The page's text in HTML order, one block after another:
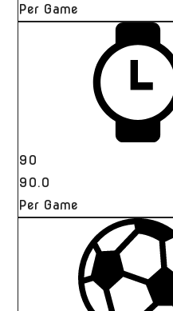
Per Game
90
90.0
Per Game